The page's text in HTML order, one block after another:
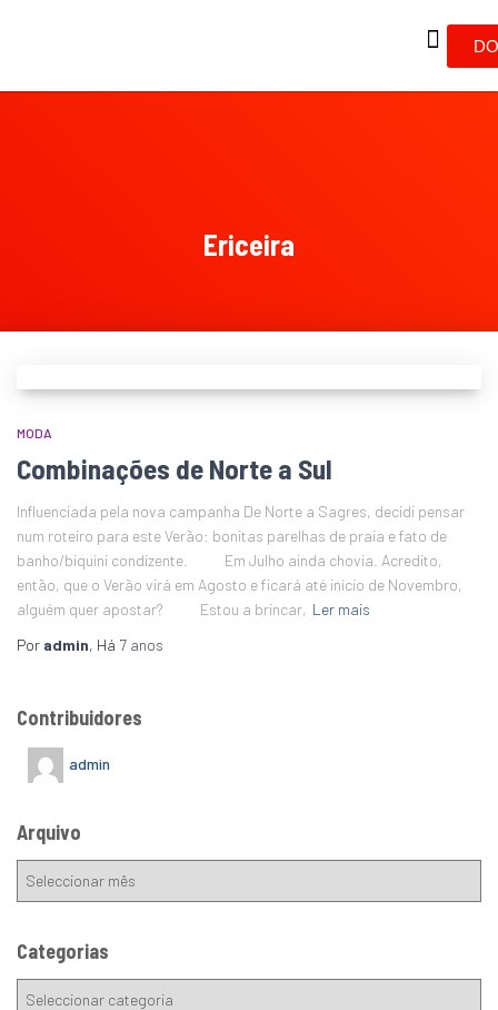
Ericeira
MODA
Combinações de Norte a Sul
Influenciada pela nova campanha De Norte a Sagres, decidi pensar
num roteiro para este Verão: bonitas parelhas de praia e fato de
banho/biquíni condizente. Em Julho ainda chovia. Acredito,
então, que o Verão virá em Agosto e ficará até início de Novembro,
alguém quer apostar? Estou a brincar, Ler mais
Por admin, Há 7 anos
Contribuidores
admin
Arquivo
Categorias